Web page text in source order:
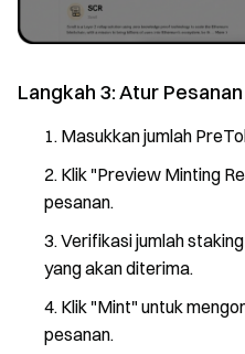
Langkah 3: Atur
Masukkan jumlah
Klik "Preview Minting
pesanan.
Verifikasi jumlah
yang akan diterima.
Klik "Mint" untuk
pesanan.